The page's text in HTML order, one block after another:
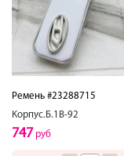
Ремень #23288715
Корпус.Б.1В-92
747 руб